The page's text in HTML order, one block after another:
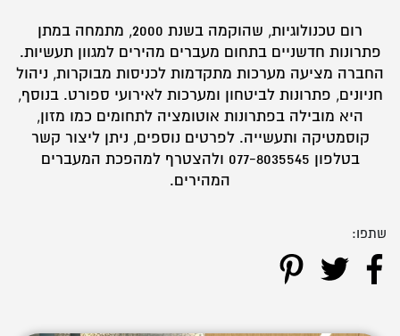
רום טכנולוגיות, שהוקמה בשנת 2000, מתמחה במתן
פתרונות חדשניים בתחום מעברים מהירים למגוון תעשיות.
החברה מציעה מערכות מתקדמות לכניסות מבוקרות, ניהול
חניונים, פתרונות לביטחון ומערכות לאירועי ספורט. בנוסף,
היא מובילה בפתרונות אוטומציה לתחומים כמו מזון,
קוסמטיקה ותעשייה. לפרטים נוספים, ניתן ליצור קשר
בטלפון 077-8035545 ולהצטרף למהפכת המעברים
המהירים.
שתפו: